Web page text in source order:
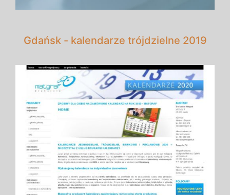
Gdańsk - kalendarze trójdzielne 2019